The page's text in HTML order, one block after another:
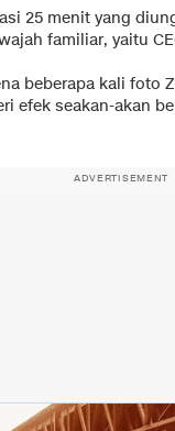
25 menit yang
familiar, yaitu
beberapa kali foto
efek seakan-akan
ADVERTISEMENT